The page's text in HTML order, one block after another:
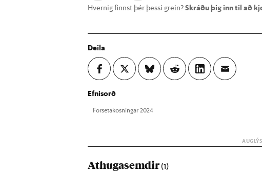
Hvernig finnst þér þessi grein?Skráðu þig inn til að
Deila
Efnisorð
For­seta­kosn­ing­ar 2024
Athugasemdir(1)